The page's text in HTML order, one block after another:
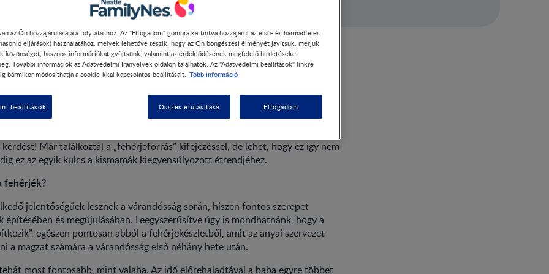
terhesség alatt -
útmutató
mindent jól csinálni, egészséges életmódot folytatni, helyesen étkezni.
és nagyjából mit és hogyan egyél, de most nézzük egy kicsit
kérdést! Már találkoztál a „fehérjeforrás” kifejezéssel, de lehet, hogy ez így nem
ez az egyik kulcs a kismamák kiegyensúlyozott étrendjéhez.
fehérjék?
jelentőségűek lesznek a várandósság során, hiszen fontos szerepet
építésében és megújulásában. Leegyszerűsítve úgy is mondhatnánk, hogy a
egészen pontosan abból a fehérjekészletből, amit az anyai szervezet
a magzat számára a várandósság első néhány hete után.
most fontosabb, mint valaha. Az idő előrehaladtával a baba egyre többet
az Ön hozzájárulására a folytatáshoz. Az "Elfogadom" gombra kattintva hozzájárul az első- és harmadfeles
eljárások) használatához, melyek lehetővé teszik, hogy az Ön böngészési élményét javítsuk, mérjük
közönségét, hasznos információkat gyűjtsünk, valamint az érdeklődésének megfelelő hirdetéseket
További információk az Adatvédelmi Irányelvek oldalon találhatók. Az "Adatvédelmi beállítások" linkre
bármikor módosíthatja a cookie-kkal kapcsolatos beállításait. Több információ
beállítások Összes elutasítása Elfogadom